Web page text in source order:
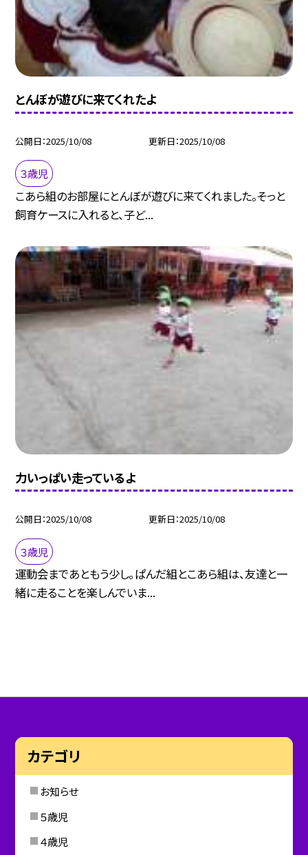
とんぼが遊びに来てくれたよ
公開日 2025/10/08 更新日 2025/10/08
３歳児
こあら組のお部屋にとんぼが遊びに来てくれました。そっと
飼育ケースに入れると、子ど...
力いっぱい走っているよ
公開日 2025/10/08 更新日 2025/10/08
３歳児
運動会まであともう少し。ぱんだ組とこあら組は、友達と一
緒に走ることを楽しんでいま...
カテゴリ
お知らせ
５歳児
４歳児